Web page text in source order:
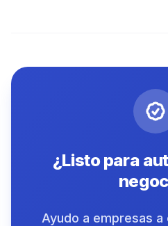
¿Listo para
Ayudo a empresas